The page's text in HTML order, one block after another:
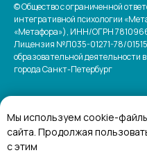
© Общество с ограниченной
интегративной психологии
«Метафора»), ИНН/ОГРН
Лицензия №Л035-01271-78/
образовательной
города Санкт-Петербург
Официальный сайт
высшего образования
Официальный сайт
Мы используем cookie-
сайта. Продолжая
с этим